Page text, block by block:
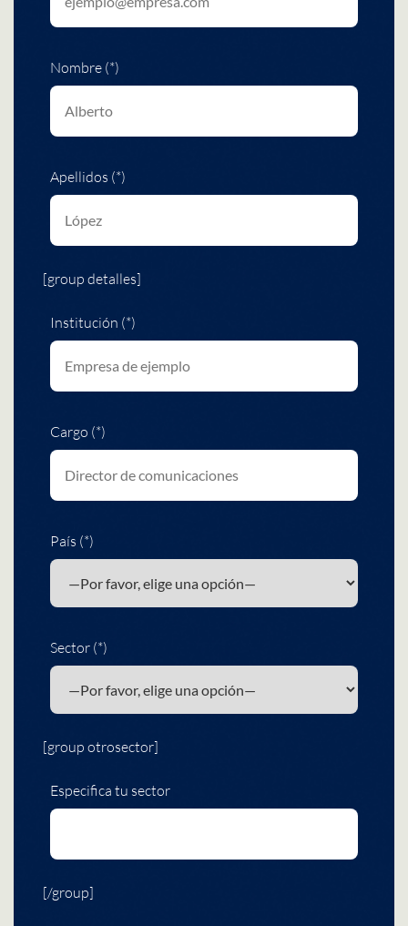
Nombre (*)
Apellidos (*)
[group detalles]
Institución (*)
Cargo (*)
País (*)
Sector (*)
[group otrosector]
Especifica tu sector
[/group]